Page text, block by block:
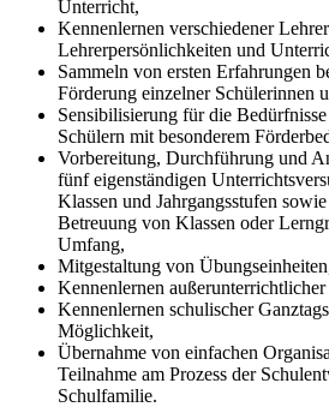
Unterricht,
Kennenlernen verschiedener
Lehrerpersönlichkeiten und
Sammeln von ersten Erfahrungen
Förderung einzelner Schülerinnen
Sensibilisierung für die
Schülern mit besonderem
Vorbereitung, Durchführung und
fünf eigenständigen
Klassen und Jahrgangsstufen
Betreuung von Klassen oder
Umfang,
Mitgestaltung von
Kennenlernen
Kennenlernen schulischer
Möglichkeit,
Übernahme von einfachen
Teilnahme am Prozess der
Schulfamilie.